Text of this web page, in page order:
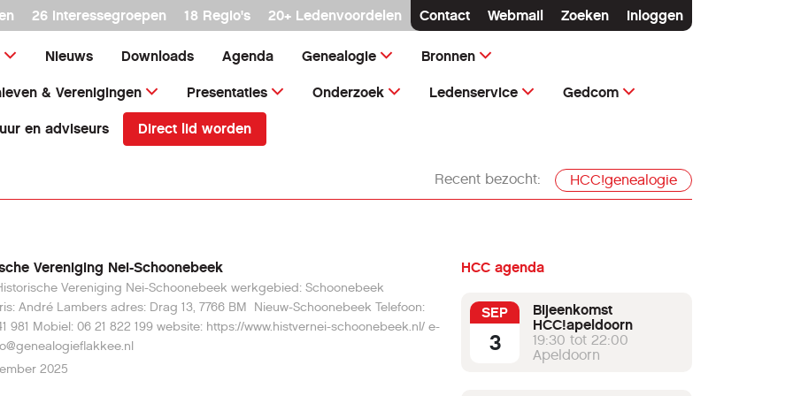
26 interessegroepen 18 Regio's 20+ Ledenvoordelen Contact Webmail Zoeken Inloggen
Nieuws Downloads Agenda Genealogie Bronnen
& Verenigingen Presentaties Onderzoek Ledenservice Gedcom
en adviseurs Direct lid worden
Recent bezocht: HCC!genealogie
Vereniging Nei-Schoonebeek
Vereniging Nei-Schoonebeek werkgebied: Schoonebeek
adres: Drag 13, 7766 BM Nieuw-Schoonebeek Telefoon:
schoonebeek.nl/ e-
info@genealogieflakkee.nl
2025
HCC agenda
SEP
3
Bijeenkomst
HCC!apeldoorn
19:30 tot 22:00
Apeldoorn